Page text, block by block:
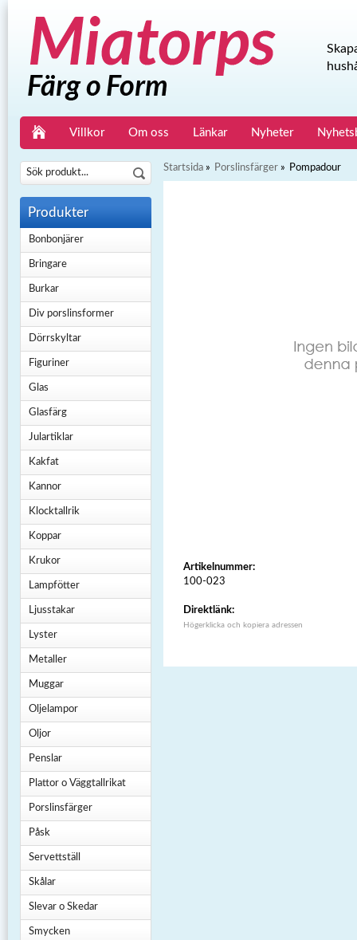
Villkor Om oss Länkar Nyheter
Produkter
Bonbonjärer
Bringare
Burkar
Div porslinsformer
Dörrskyltar
Figuriner
Glas
Glasfärg
Julartiklar
Kakfat
Kannor
Klocktallrik
Koppar
Krukor
Lampfötter
Ljusstakar
Lyster
Metaller
Muggar
Oljelampor
Oljor
Penslar
Plattor o Väggtallrikat
Porslinsfärger
Påsk
Servettställ
Skålar
Slevar o Skedar
Smycken
Startsida » Porslinsfärger » Pompadour
Artikelnummer:
100-023
Direktlänk:
Högerklicka och kopiera adressen